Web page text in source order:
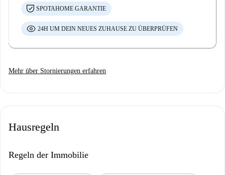
SPOTAHOME GARANTIE
24H UM DEIN NEUES ZUHAUSE ZU ÜBERPRÜFEN
Mehr über Stornierungen erfahren
Hausregeln
Regeln der Immobilie